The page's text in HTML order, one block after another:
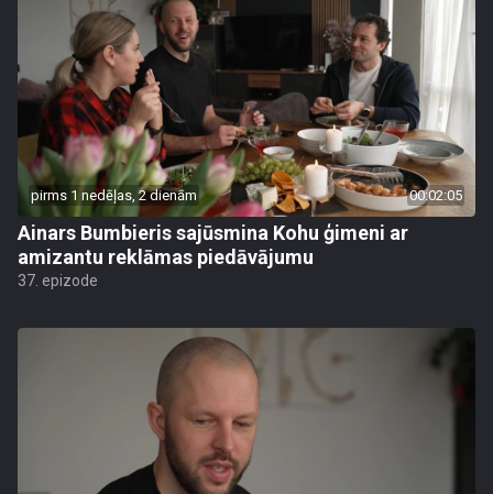
pirms 1 nedēļas, 2 dienām 00:02:05
Ainars Bumbieris sajūsmina Kohu ģimeni ar
amizantu reklāmas piedāvājumu
37. epizode